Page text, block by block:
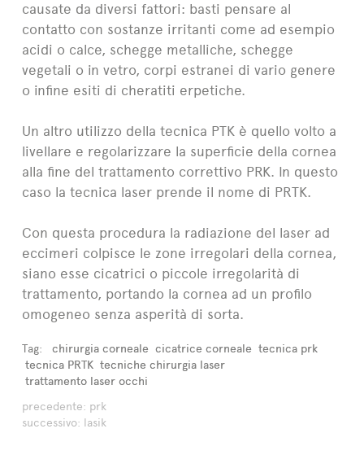
causate da diversi fattori: basti pensare al
contatto con sostanze irritanti come ad esempio
acidi o calce, schegge metalliche, schegge
vegetali o in vetro, corpi estranei di vario genere
o infine esiti di cheratiti erpetiche.
Un altro utilizzo della tecnica PTK è quello volto a
livellare e regolarizzare la superficie della cornea
alla fine del trattamento correttivo PRK. In questo
caso la tecnica laser prende il nome di PRTK.
Con questa procedura la radiazione del laser ad
eccimeri colpisce le zone irregolari della cornea,
siano esse cicatrici o piccole irregolarità di
trattamento, portando la cornea ad un profilo
omogeneo senza asperità di sorta.
Tag: chirurgia corneale cicatrice corneale tecnica prk
tecnica PRTK tecniche chirurgia laser
trattamento laser occhi
precedente: prk
successivo: lasik